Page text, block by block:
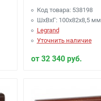
Код товара: 538198
ШхВхГ: 100x82x8,5 мм
Legrand
Уточнить наличие
от 32 340 руб.